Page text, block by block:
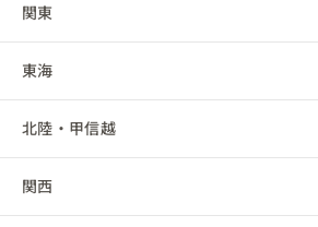
青森県
岩手県
宮城県
秋田県
関東
茨城県
栃木県
群馬県
東海
岐阜県
静岡県
北陸・甲信越
新潟県
関西